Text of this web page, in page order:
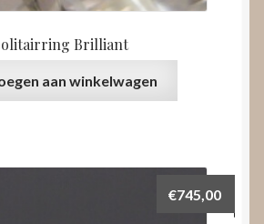
Brilliant
aan winkelwagen
€745,00